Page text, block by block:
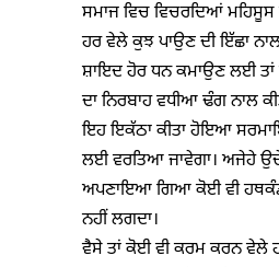
ਸਮਾਜ ਵਿਚ ਵਿਚਰਦਿਆਂ ਮਹਿਸੂਸ
ਹਰ ਵੇਲੇ ਕੁਝ ਪਾਉਣ ਦੀ ਇੱਛਾ
ਸ਼ਾਇਦ ਹੋਰ ਧਨ ਕਮਾਉਣ ਲਈ ਤਾਂ
ਦਾ ਨਿਰਬਾਹ ਵਧੀਆ ਢੰਗ ਨਾਲ
ਇਹ ਇਕੱਠਾ ਕੀਤਾ ਹੋਇਆ
ਲਈ ਵਰਤਿਆ ਜਾਵੇਗਾ। ਅਜੇਹੇ
ਅਪਣਾਇਆ ਗਿਆ ਕੋਈ ਵੀ
ਨਹੀਂ ਲਗਦਾ।
ਵੈਸੇ ਤਾਂ ਕੋਈ ਵੀ ਕਰਮ ਕਰਨ ਵੇਲੇ